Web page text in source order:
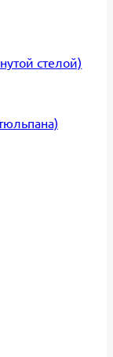
стелой)